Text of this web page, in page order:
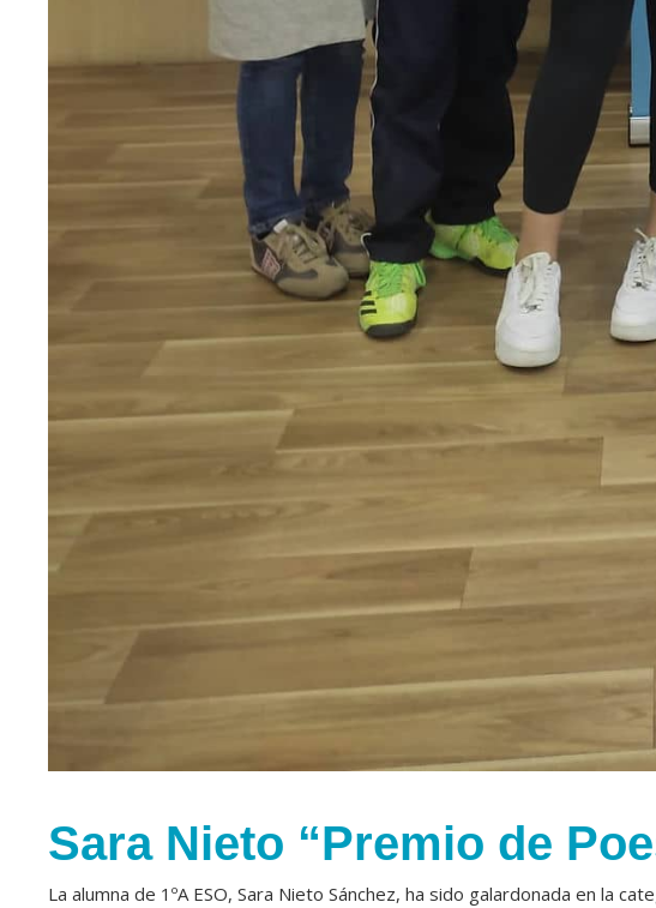
Sara Nieto “Premio de
La alumna de 1ºA ESO, Sara Nieto Sánchez, ha sido galardonada en la